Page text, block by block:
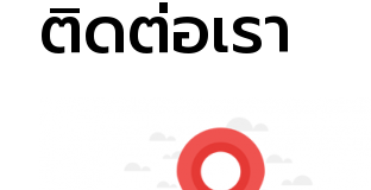
ติดต่อเรา